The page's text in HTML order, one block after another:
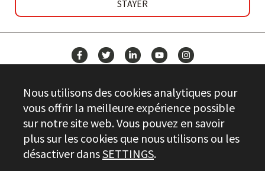
STAYER
CONTACT
Stayer.es © 2026
Nous utilisons des cookies analytiques pour
vous offrir la meilleure expérience possible
sur notre site web. Vous pouvez en savoir
plus sur les cookies que nous utilisons ou les
désactiver dansSETTINGS.